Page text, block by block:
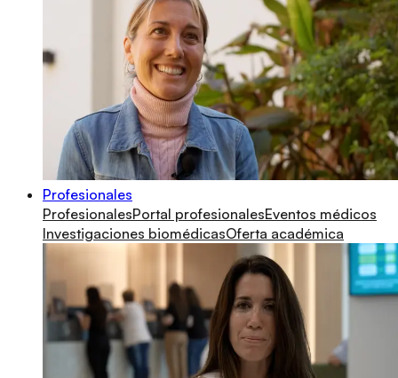
Profesionales
ProfesionalesPortal profesionalesEventos médicos
Investigaciones biomédicasOferta académica